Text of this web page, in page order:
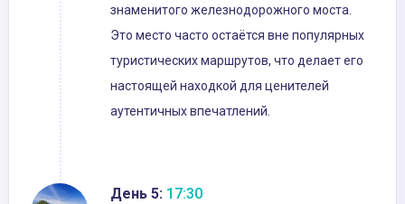
знаменитого железнодорожного моста.
Это место часто остаётся вне популярных
туристических маршрутов, что делает его
настоящей находкой для ценителей
аутентичных впечатлений.
День 5: 17:30